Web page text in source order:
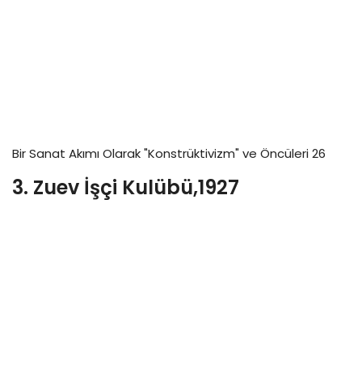
Bir Sanat Akımı Olarak "Konstrüktivizm" ve Öncüleri 26
3. Zuev İşçi Kulübü,1927